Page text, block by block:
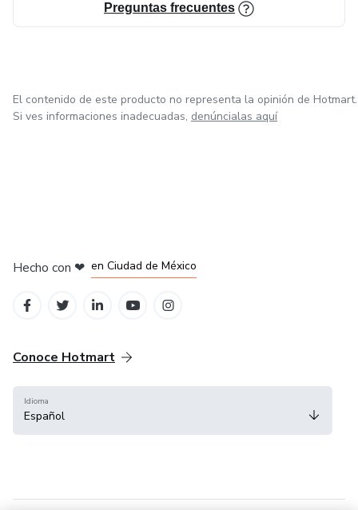
Preguntas frecuentes
El contenido de este producto no representa la opinión de Hotmart.
Si ves informaciones inadecuadas, denúncialas aquí
Hecho con ❤ en Ciudad de México
Conoce Hotmart
Idioma
Español